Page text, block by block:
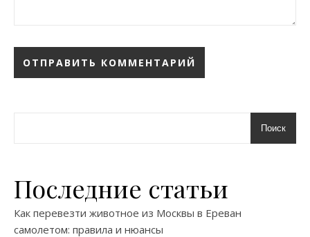
Поиск
Последние статьи
Как перевезти животное из Москвы в Ереван
самолетом: правила и нюансы